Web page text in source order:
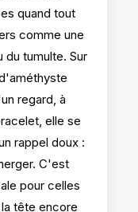
quand tout
comme une
du tumulte. Sur
regard, à
elle se
rappel doux :
C'est
pour celles
tête encore